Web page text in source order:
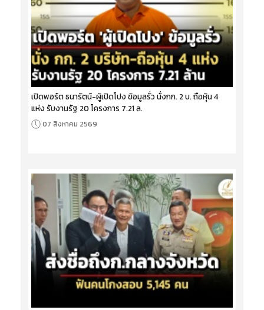
เปิดพอร์ต ธนารัตน์-ผู้เปิดโปง ข้อมูลรั่ว นั่งกก. 2 บ. ถือหุ้น 4
แห่ง รับงานรัฐ 20 โครงการ 7.21 ล.
07 สิงหาคม 2569